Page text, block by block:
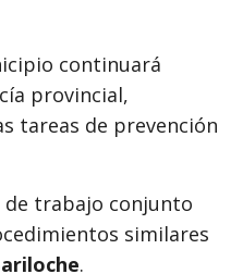
continuará
provincial,
tareas de prevención
de trabajo conjunto
similares
.